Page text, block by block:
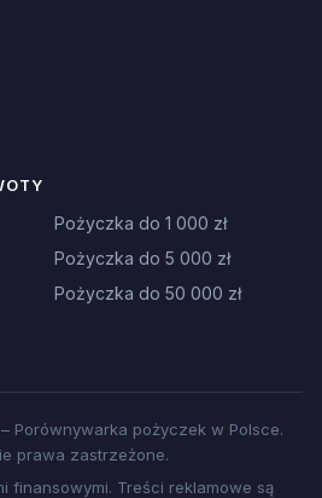
Pożyczka do 1 000 zł
Pożyczka do 5 000 zł
Pożyczka do 50 000 zł
Porównywarka pożyczek w Polsce.
prawa zastrzeżone.
finansowymi. Treści reklamowe są